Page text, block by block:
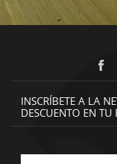
INSCRÍBETE A LA
DESCUENTO EN